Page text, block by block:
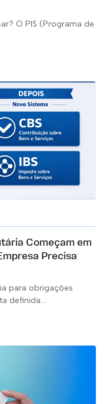
O PIS (Programa de
Começam em
Precisa
para obrigações
definida…